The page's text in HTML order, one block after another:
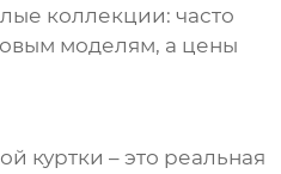
коллекции: часто
моделям, а цены
куртки – это реальная